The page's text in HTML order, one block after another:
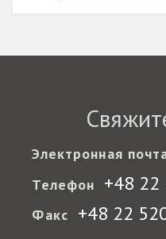
Электронная
Телефон +48 22
Факс +48 22